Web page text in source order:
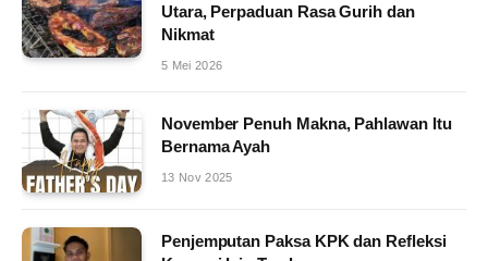
Utara, Perpaduan Rasa Gurih dan
Nikmat
5 Mei 2026
November Penuh Makna, Pahlawan Itu
Bernama Ayah
13 Nov 2025
Penjemputan Paksa KPK dan Refleksi